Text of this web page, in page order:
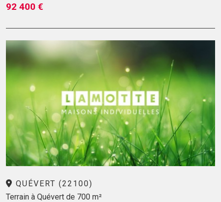
92 400 €
QUÉVERT (22100)
Terrain à Quévert de 700 m²